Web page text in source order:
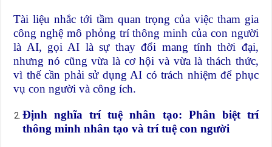
Tài liệu nhắc tới tầm quan trọng của việc tham gia
công nghệ mô phỏng trí thông minh của con người
là AI, gọi AI là sự thay đổi mang tính thời đại,
nhưng nó cũng vừa là cơ hội và vừa là thách thức,
vì thế cần phải sử dụng AI có trách nhiệm để phục
vụ con người và công ích.
Định nghĩa trí tuệ nhân tạo: Phân biệt trí
thông minh nhân tạo và trí tuệ con người